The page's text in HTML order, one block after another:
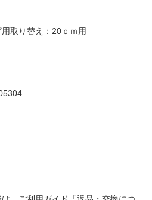
用取り替え：20ｃｍ用